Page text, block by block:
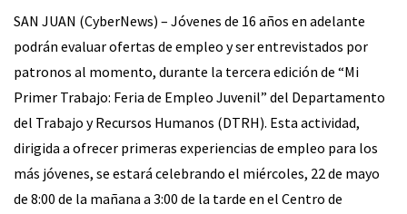
SAN JUAN (CyberNews) – Jóvenes de 16 años en adelante
podrán evaluar ofertas de empleo y ser entrevistados por
patronos al momento, durante la tercera edición de “Mi
Primer Trabajo: Feria de Empleo Juvenil” del Departamento
del Trabajo y Recursos Humanos (DTRH). Esta actividad,
dirigida a ofrecer primeras experiencias de empleo para los
más jóvenes, se estará celebrando el miércoles, 22 de mayo
de 8:00 de la mañana a 3:00 de la tarde en el Centro de